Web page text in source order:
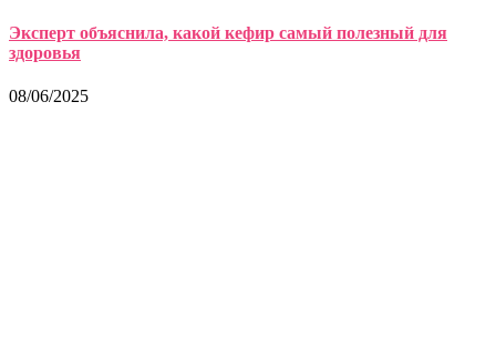
Эксперт объяснила, какой кефир самый полезный для
здоровья
08/06/2025